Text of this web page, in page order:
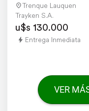
Trenque Lauquen
Trayken S.A.
u$s 130.000
Entrega Inmediata
VER